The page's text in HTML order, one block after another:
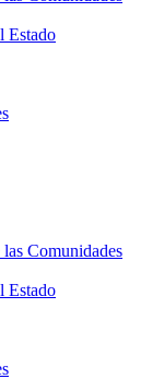
Estado
Comunidades
Estado